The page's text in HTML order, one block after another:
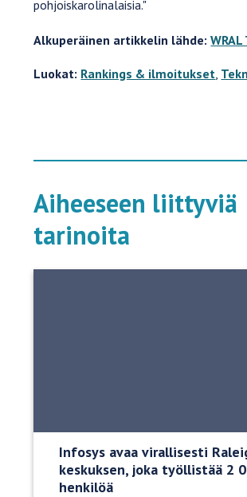
pohjoiskarolinalaisia."
Alkuperäinen artikkelin lähde:
Luokat: Rankings & ilmoitukset
Aiheeseen liittyviä
tarinoita
Infosys avaa virallisesti
keskuksen, joka työllistää 2
henkilöä